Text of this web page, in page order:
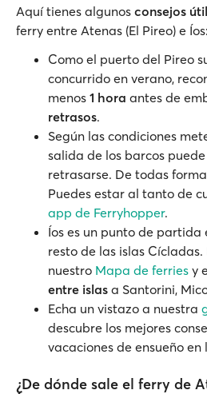
Aquí tienes algunos consejos
ferry entre Atenas (El Pireo) e Íos:
Como el puerto del Pireo
concurrido en verano,
menos 1 hora antes de
retrasos.
Según las condiciones
salida de los barcos
retrasarse. De todas
Puedes estar al tanto de
app de Ferryhopper.
Íos es un punto de partida
resto de las islas Cícladas.
nuestro Mapa de ferries y
entre islas a Santorini,
Echa un vistazo a nuestra
descubre los mejores
vacaciones de ensueño en
¿De dónde sale el ferry de